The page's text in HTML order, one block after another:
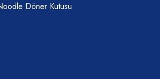
Döner Kutusu